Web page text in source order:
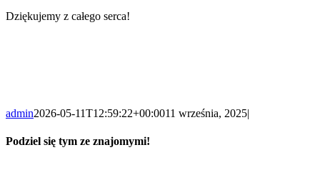
Dziękujemy z całego serca!
admin2026-05-11T12:59:22+00:0011 września, 2025|
Podziel się tym ze znajomymi!